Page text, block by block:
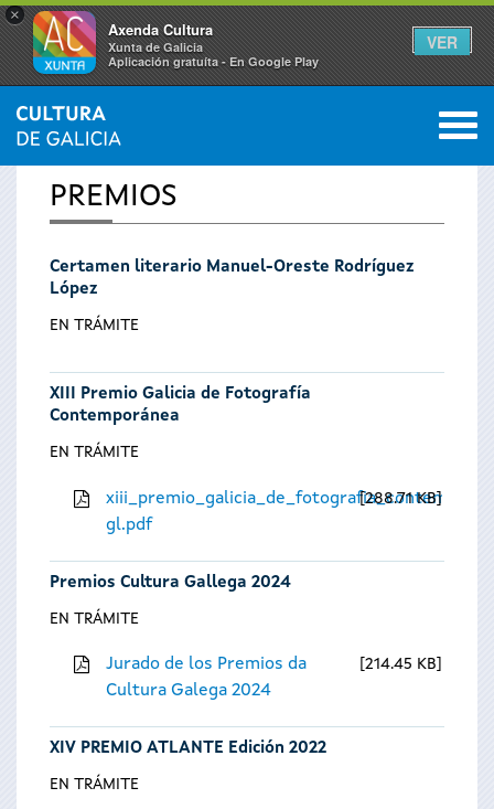
×
Axenda Cultura
Xunta de Galicia
Aplicación gratuíta - En Google Play
VER
Se
encuentra
usted
aquí
INICIO 0
PREMIOS
Certamen literario Manuel-Oreste Rodríguez
López
EN TRÁMITE
XIII Premio Galicia de Fotografía
Contemporánea
EN TRÁMITE
gl.pdf
288.71 KB
Premios Cultura Gallega 2024
EN TRÁMITE
Jurado de los Premios da
Cultura Galega 2024
214.45 KB
XIV PREMIO ATLANTE Edición 2022
EN TRÁMITE